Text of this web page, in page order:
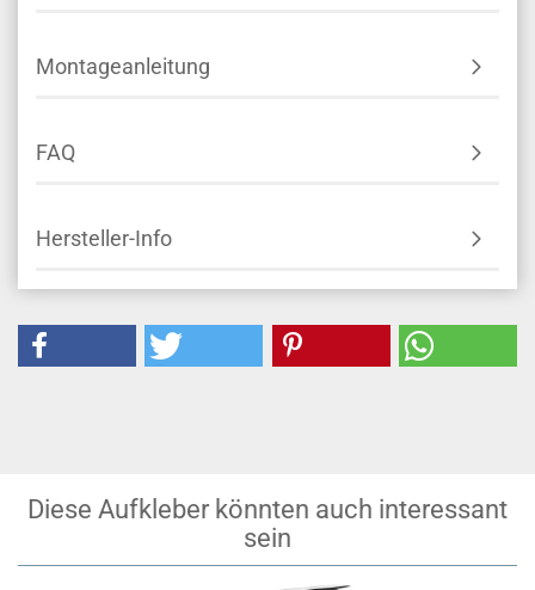
Montageanleitung
FAQ
Hersteller-Info
Diese Aufkleber könnten auch interessant
sein